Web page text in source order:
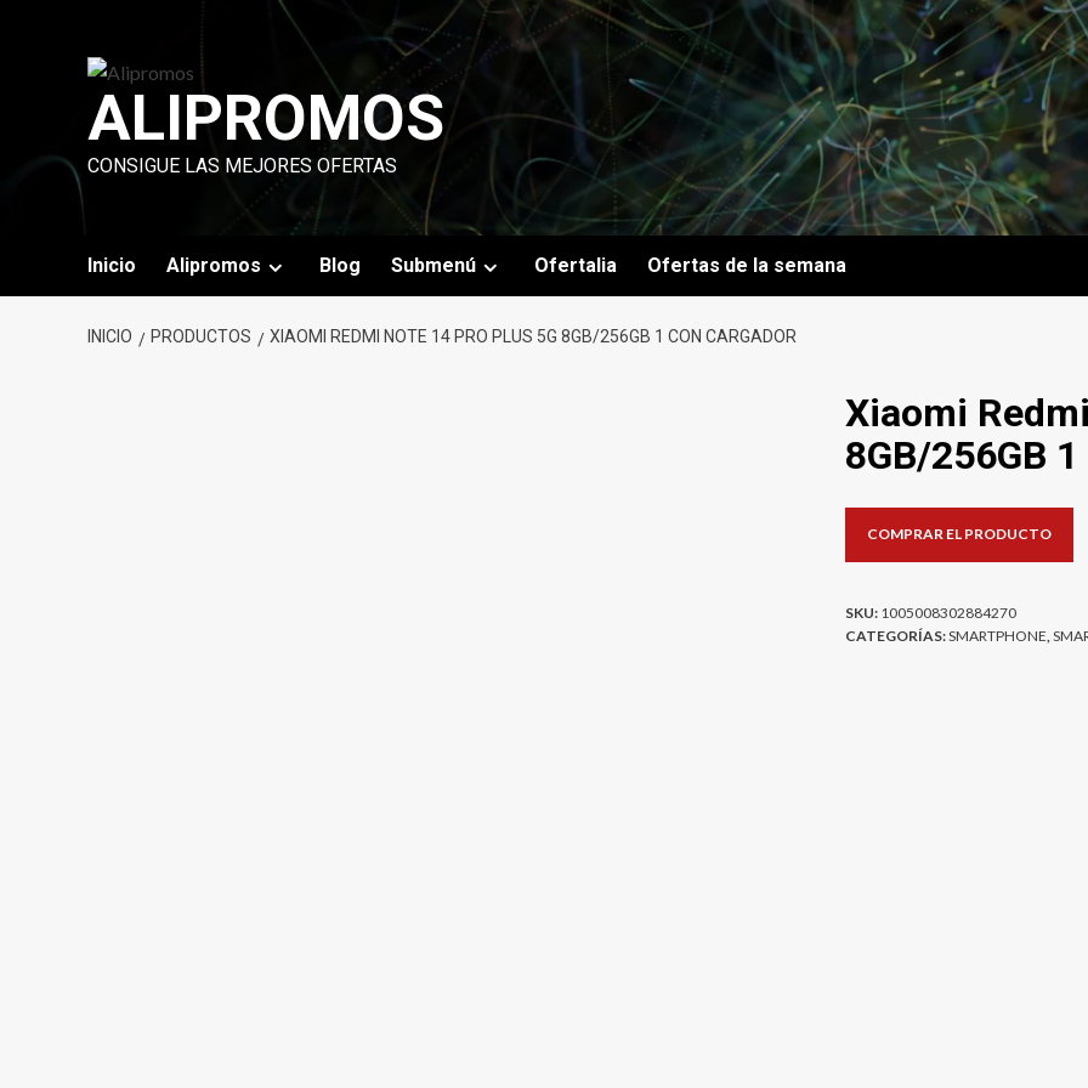
ALIPROMOS
CONSIGUE LAS MEJORES OFERTAS
Inicio Alipromos Blog Submenú Ofertalia Ofertas de la semana
INICIO PRODUCTOS XIAOMI REDMI NOTE 14 PRO PLUS 5G 8GB/256GB 1 CON CARGADOR
Xiaomi
8GB/256GB
COMPRAR EL PRODUCTO
SKU: 1005008302884270
CATEGORÍAS:SMARTPHONE